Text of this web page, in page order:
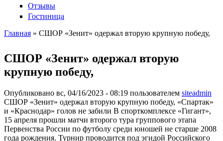
Отзывы
Гостиница
Главная » СШОР «Зенит» одержал вторую крупную победу,
СШОР «Зенит» одержал вторую
крупную победу,
Опубликовано вс, 04/16/2023 - 08:19 пользователем siteadmin
СШОР «Зенит» одержал вторую крупную победу, «Спартак»
и «Краснодар» голов не забили В спорткомплексе «Гигант»,
15 апреля прошли матчи второго тура группового этапа
Первенства России по футболу среди юношей не старше 2008
года рождения. Турнир проводится под эгидой Российского